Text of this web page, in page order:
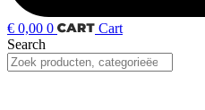
€ 0,00 0
Cart
Search